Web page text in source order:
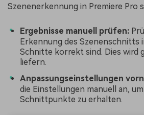
Szenenerkennung in Premiere Pro
Ergebnisse manuell prüfen:
Erkennung des Szenenschnitts
Schnitte korrekt sind. Dies wird
liefern.
Anpassungseinstellungen
die Einstellungen manuell an,
Schnittpunkte zu erhalten.